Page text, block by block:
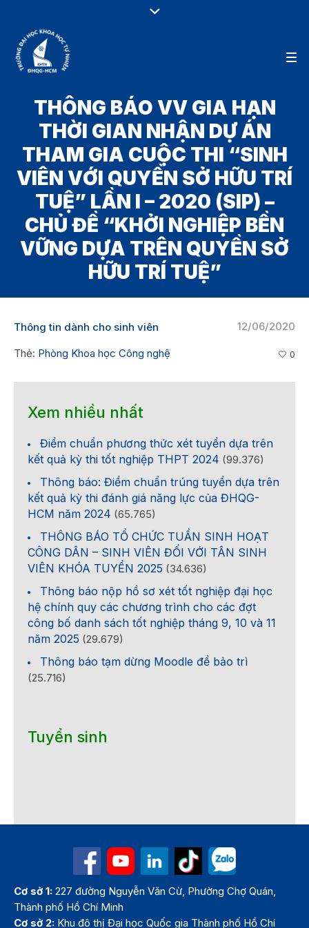
THÔNG BÁO VV GIA HẠN
THỜI GIAN NHẬN DỰ ÁN
THAM GIA CUỘC THI “SINH
VIÊN VỚI QUYỀN SỞ HỮU TRÍ
TUỆ” LẦN I – 2020 (SIP) –
CHỦ ĐỀ “KHỞI NGHIỆP BỀN
VỮNG DỰA TRÊN QUYỀN SỞ
HỮU TRÍ TUỆ”
12/06/2020
Thông tin dành cho sinh viên
Thẻ: Phòng Khoa học Công nghệ 0
Xem nhiều nhất
Điểm chuẩn phương thức xét tuyển dựa trên
kết quả kỳ thi tốt nghiệp THPT 2024 (99.376)
Thông báo: Điểm chuẩn trúng tuyển dựa trên
kết quả kỳ thi đánh giá năng lực của ĐHQG-
HCM năm 2024 (65.765)
THÔNG BÁO TỔ CHỨC TUẦN SINH HOẠT
CÔNG DÂN – SINH VIÊN ĐỐI VỚI TÂN SINH
VIÊN KHÓA TUYỂN 2025 (34.636)
Thông báo nộp hồ sơ xét tốt nghiệp đại học
hệ chính quy các chương trình cho các đợt
công bố danh sách tốt nghiệp tháng 9, 10 và 11
năm 2025 (29.679)
Thông báo tạm dừng Moodle để bảo trì
(25.716)
Tuyển sinh
Cơ sở 1: 227 đường Nguyễn Văn Cừ, Phường Chợ Quán,
Thành phố Hồ Chí Minh
Cơ sở 2: Khu đô thị Đại học Quốc gia Thành phố Hồ Chí